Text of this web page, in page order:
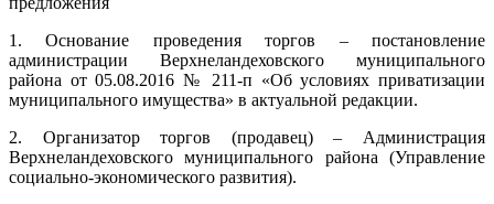
1. Основание проведения торгов – постановление
администрации Верхнеландеховского муниципального
района от 05.08.2016 № 211-п «Об условиях приватизации
муниципального имущества» в актуальной редакции.
2. Организатор торгов (продавец) – Администрация
Верхнеландеховского муниципального района (Управление
социально-экономического развития).